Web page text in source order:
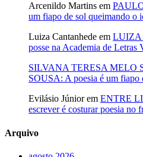
Arcenildo Martins em
um fiapo de sol queimando o
Luiza Cantanhede em LUIZA
posse na Academia de Letras
SILVANA TERESA MELO
SOUSA: A poesia é um fiapo
Evilásio Júniorem ENTRE
escrever é costurar poesia no
Arquivo